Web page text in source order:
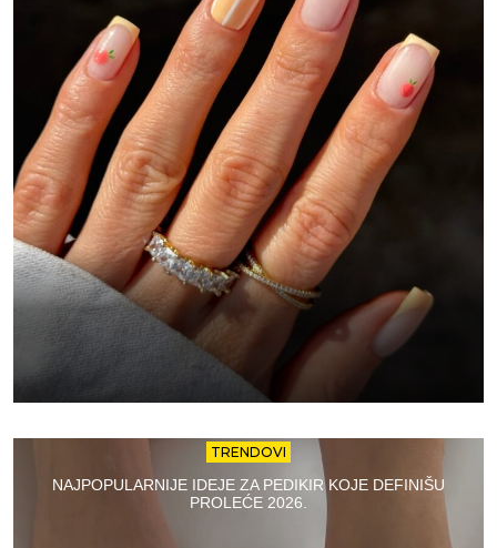
TRENDOVI
NAJPOPULARNIJE IDEJE ZA PEDIKIR KOJE DEFINIŠU
PROLEĆE 2026.